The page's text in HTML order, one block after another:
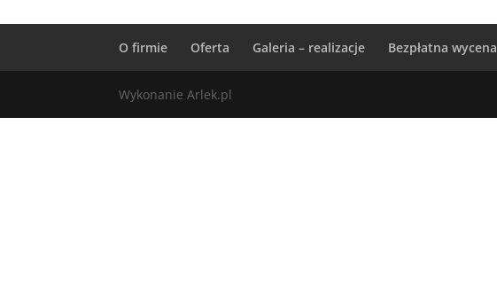
O firmie Oferta Galeria – realizacje Bezpłatna wycena
Wykonanie Arlek.pl